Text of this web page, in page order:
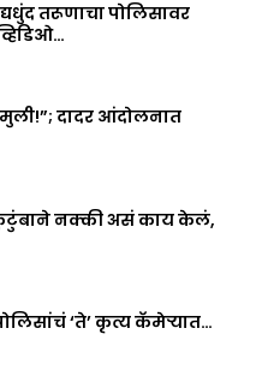
तरूणाचा पोलिसावर
मुली!”; दादर आंदोलनात
कुटुंबाने नक्की असं काय केलं,
‘ते’ कृत्य कॅमेऱ्यात…